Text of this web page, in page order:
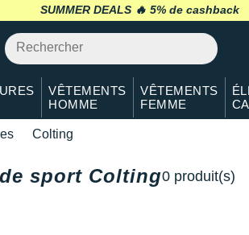
SUMMER DEALS 🔥 5% de cashback
retour 30 jours*
VÊTEMENTS
HOMME
VÊTEMENTS
FEMME
Colting
sport Colting0 produit(s)